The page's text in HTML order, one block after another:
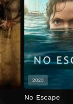
No Escape
2023